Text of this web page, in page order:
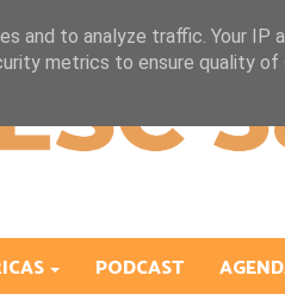
PODCAST
and to analyze traffic. Your IP
metrics to ensure quality of